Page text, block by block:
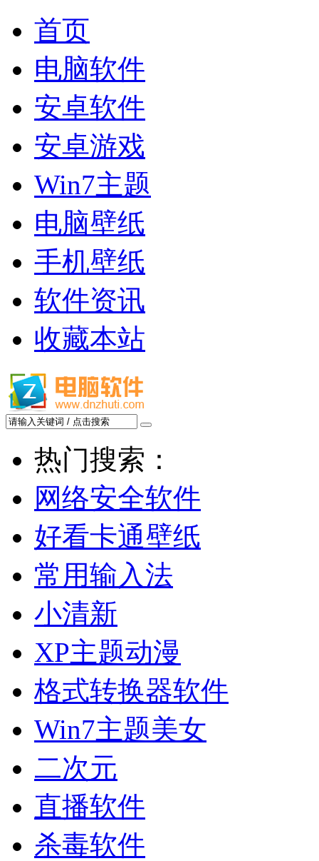
首页
电脑软件
安卓软件
安卓游戏
Win7主题
电脑壁纸
手机壁纸
软件资讯
收藏本站
热门搜索：
网络安全软件
好看卡通壁纸
常用输入法
小清新
XP主题动漫
格式转换器软件
Win7主题美女
二次元
直播软件
杀毒软件